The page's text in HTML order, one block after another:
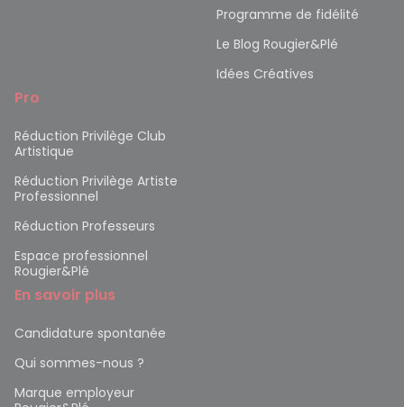
Programme de fidélité
Le Blog Rougier&Plé
Idées Créatives
Pro
Réduction Privilège Club
Artistique
Réduction Privilège Artiste
Professionnel
Réduction Professeurs
Espace professionnel
Rougier&Plé
En savoir plus
Candidature spontanée
Qui sommes-nous ?
Marque employeur